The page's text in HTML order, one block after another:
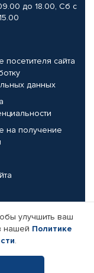
до 18.00, Сб с
посетителя сайта
данных
на получение
компании
улучшить ваш
нашей Политике
.